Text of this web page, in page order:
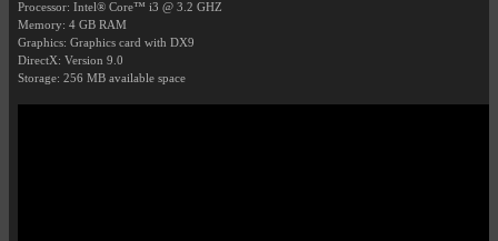
Processor: Intel® Core™ i3 @ 3.2 GHZ
Memory: 4 GB RAM
Graphics: Graphics card with DX9
DirectX: Version 9.0
Storage: 256 MB available space